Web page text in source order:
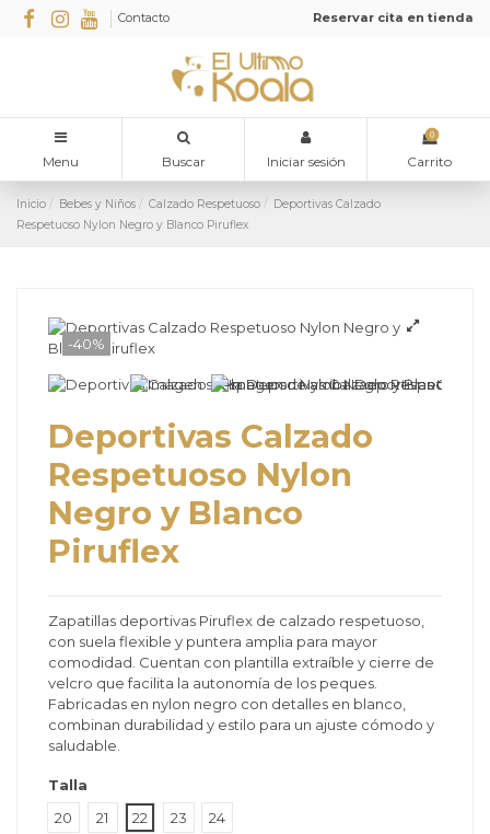
Contacto Reservar cita en tienda
Menu Buscar Iniciar sesión
0
Carrito
Inicio Bebes y Niños Calzado Respetuoso
Deportivas Calzado
Respetuoso Nylon Negro y Blanco Piruflex
-40%
Deportivas Calzado
Respetuoso Nylon
Negro y Blanco
Piruflex
Zapatillas deportivas Piruflex de calzado respetuoso,
con suela flexible y puntera amplia para mayor
comodidad. Cuentan con plantilla extraíble y cierre de
velcro que facilita la autonomía de los peques.
Fabricadas en nylon negro con detalles en blanco,
combinan durabilidad y estilo para un ajuste cómodo y
saludable.
Talla
20
21 22 23 24